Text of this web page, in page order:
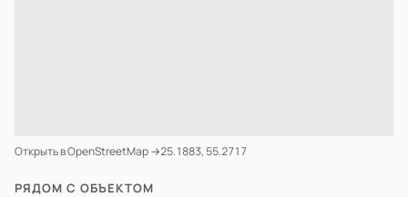
Открыть в OpenStreetMap →25.1883, 55.2717
РЯДОМ С ОБЪЕКТОМ